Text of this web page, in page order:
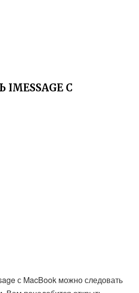
С
с MacBook можно следовать